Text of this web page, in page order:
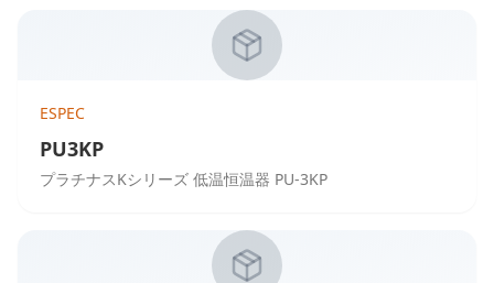
ESPEC
PU3KP
プラチナスKシリーズ 低温恒温器 PU-3KP